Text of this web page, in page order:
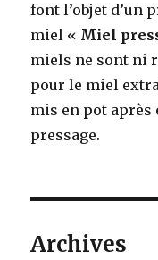
font l’objet d’un
miel « Miel
miels ne sont ni
pour le miel
mis en pot après
pressage.
Archives